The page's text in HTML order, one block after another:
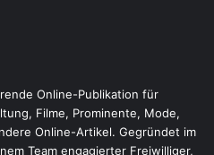
Online-Publikation für
Filme, Prominente, Mode,
Online-Artikel. Gegründet im
Team engagierter Freiwilliger,